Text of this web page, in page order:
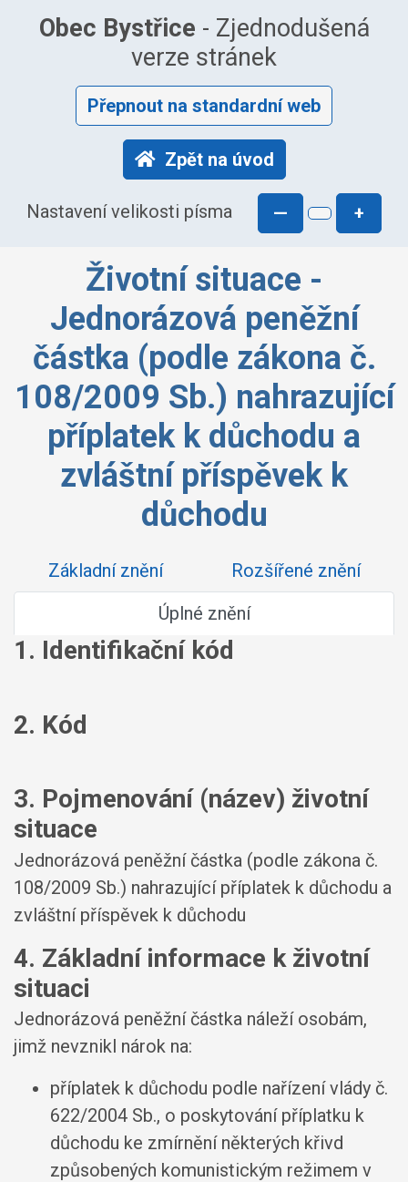
Obec Bystřice - Zjednodušená
verze stránek
Přepnout na standardní web
Zpět na úvod
Nastavení velikosti písma — +
Životní situace -
Jednorázová peněžní
částka (podle zákona č.
108/2009 Sb.) nahrazující
příplatek k důchodu a
zvláštní příspěvek k
důchodu
Základní znění
Rozšířené znění
Úplné znění
1. Identifikační kód
2. Kód
3. Pojmenování (název) životní
situace
Jednorázová peněžní částka (podle zákona č.
108/2009 Sb.) nahrazující příplatek k důchodu a
zvláštní příspěvek k důchodu
4. Základní informace k životní
situaci
Jednorázová peněžní částka náleží osobám,
jimž nevznikl nárok na:
příplatek k důchodu podle nařízení vlády č.
622/2004 Sb., o poskytování příplatku k
důchodu ke zmírnění některých křivd
způsobených komunistickým režimem v